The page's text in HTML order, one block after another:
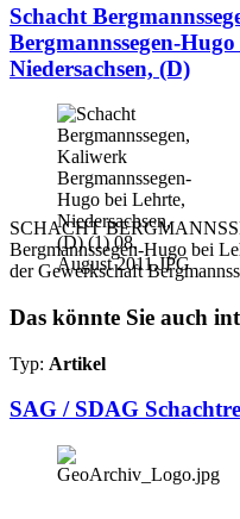
Schacht
Bergmannssegen-
Niedersachsen, (D)
SCHACHT
Bergmannssegen-Hugo bei
der Gewerkschaft
Das könnte Sie auch
Typ: Artikel
SAG / SDAG